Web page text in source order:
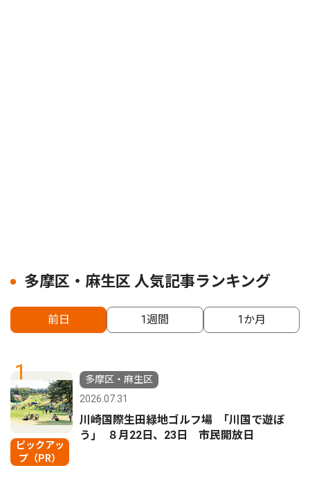
多摩区・麻生区 人気記事ランキング
前日 1週間 1か月
1
ピックアッ
プ（PR）
多摩区・麻生区
2026.07.31
川崎国際生田緑地ゴルフ場 ｢川国で遊ぼ
う｣ ８月22日、23日 市民開放日